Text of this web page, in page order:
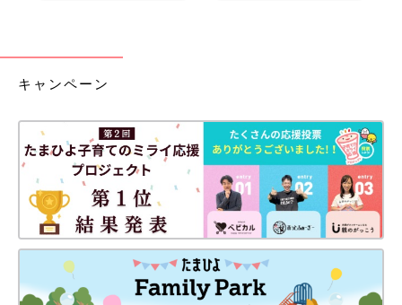
キャンペーン